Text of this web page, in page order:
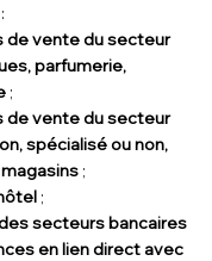
de vente du secteur
parfumerie,
;
de vente du secteur
spécialisé ou non,
;
;
secteurs bancaires
en lien direct avec